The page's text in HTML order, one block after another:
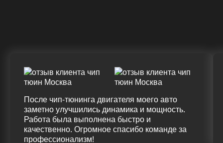
После чип-тюнинга двигателя моего авто
заметно улучшились динамика и мощность.
Работа была выполнена быстро и
качественно. Огромное спасибо команде за
профессионализм!